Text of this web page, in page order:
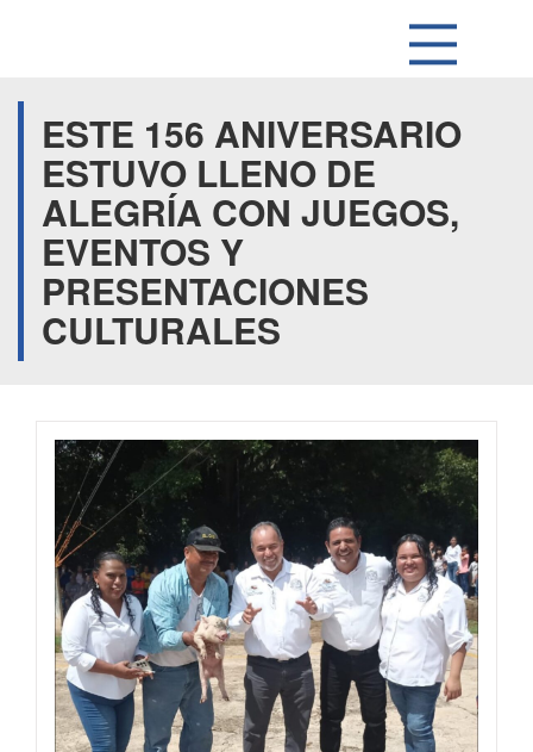
ESTE 156 ANIVERSARIO
ESTUVO LLENO DE
ALEGRÍA CON JUEGOS,
EVENTOS Y
PRESENTACIONES
CULTURALES